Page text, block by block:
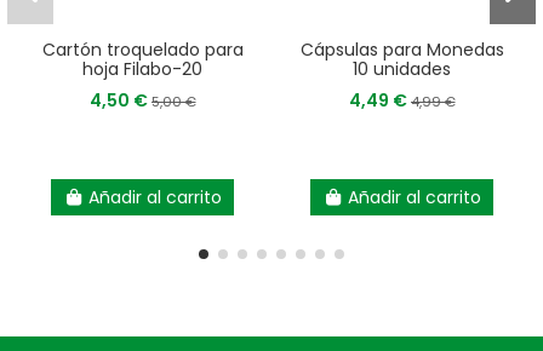
Cartón troquelado para
hoja Filabo-20
4,50 €5,00 €
Añadir al carrito
Cápsulas para Monedas
10 unidades
4,49 €4,99 €
Añadir al carrito